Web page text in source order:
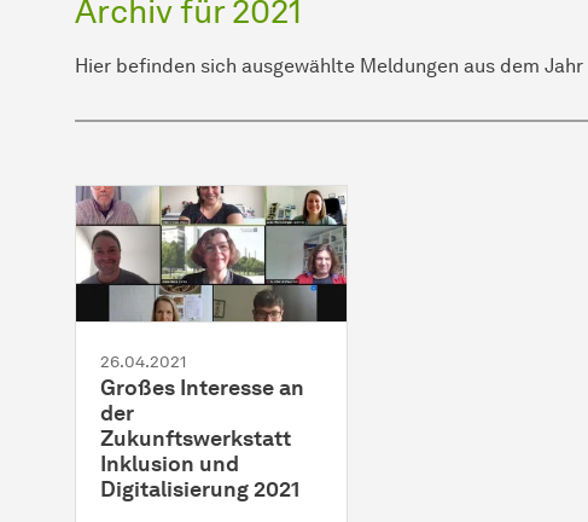
Archiv für 2021
Hier befinden sich ausgewählte Meldungen aus dem Jahr
26.04.2021
Großes Interesse an
der
Zukunftswerkstatt
Inklusion und
Digitalisierung 2021